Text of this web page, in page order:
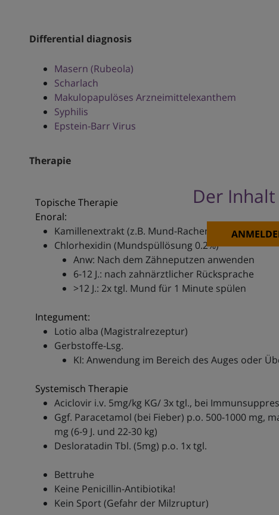
Differential diagnosis
Masern (Rubeola)
Scharlach
Makulopapulöses Arzneimittelexanthem
Syphilis
Epstein-Barr Virus
Therapie
Der
Topische Therapie
Enoral:
Kamillenextrakt (z.B. Mund-Rachenspray)
Chlorhexidin (Mundspüllösung 0.2%)
Anw: Nach dem Zähneputzen anwenden
6-12 J.: nach zahnärztlicher Rücksprache
>12 J.: 2x tgl. Mund für 1 Minute spülen
Integument:
Lotio alba (Magistralrezeptur)
Gerbstoffe-Lsg.
KI: Anwendung im Bereich des Auges oder
Systemisch Therapie
Aciclovir i.v. 5mg/kg KG/ 3x tgl., bei
Ggf. Paracetamol (bei Fieber) p.o. 500-1000 mg,
mg (6-9 J. und 22-30 kg)
Desloratadin Tbl. (5mg) p.o. 1x tgl.
Bettruhe
Keine Penicillin-Antibiotika!
Kein Sport (Gefahr der Milzruptur)